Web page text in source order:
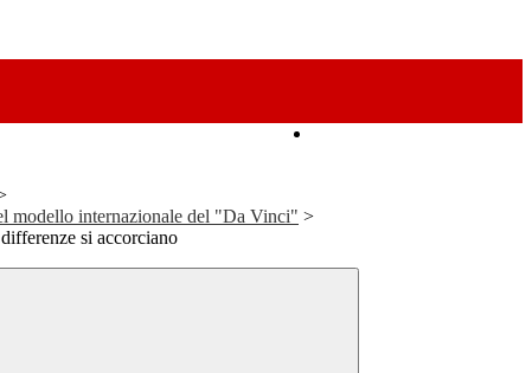
modello internazionale del "Da Vinci" >
si accorciano